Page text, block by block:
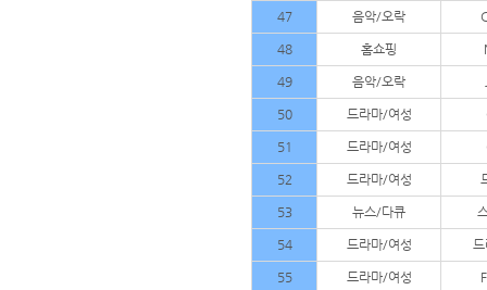
47 음악/오락
48 홈쇼핑
49 음악/오락
50 드라마/여성
51 드라마/여성
52 드라마/여성
53 뉴스/다큐
54 드라마/여성
55 드라마/여성